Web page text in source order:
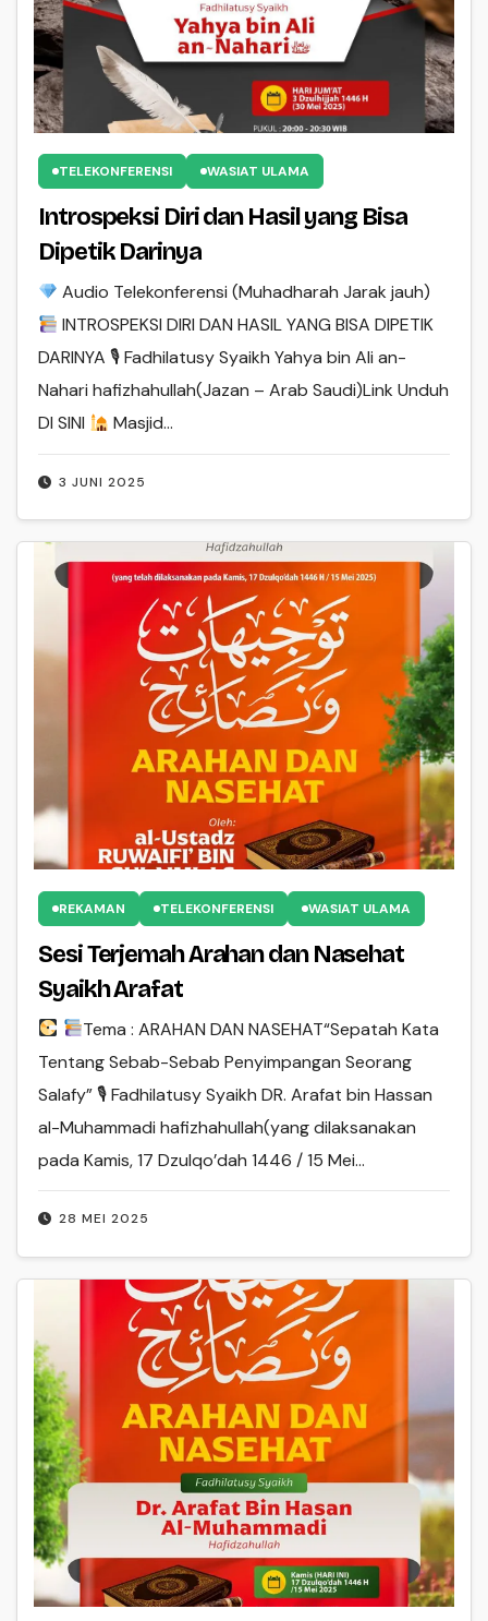
TELEKONFERENSI WASIAT ULAMA
Introspeksi Diri dan Hasil yang Bisa
Dipetik Darinya
3 JUNI 2025
Audio Telekonferensi (Muhadharah Jarak jauh)
INTROSPEKSI DIRI DAN HASIL YANG BISA DIPETIK
DARINYA 🎙 Fadhilatusy Syaikh Yahya bin Ali an-
Nahari hafizhahullah(Jazan – Arab Saudi)Link Unduh
DI SINI
Masjid…
REKAMAN TELEKONFERENSI WASIAT ULAMA
Sesi Terjemah Arahan dan Nasehat
Syaikh Arafat
28 MEI 2025
Tema : ARAHAN DAN NASEHAT“Sepatah Kata
Tentang Sebab-Sebab Penyimpangan Seorang
Salafy” 🎙 Fadhilatusy Syaikh DR. Arafat bin Hassan
al-Muhammadi hafizhahullah(yang dilaksanakan
pada Kamis, 17 Dzulqo’dah 1446 / 15 Mei…